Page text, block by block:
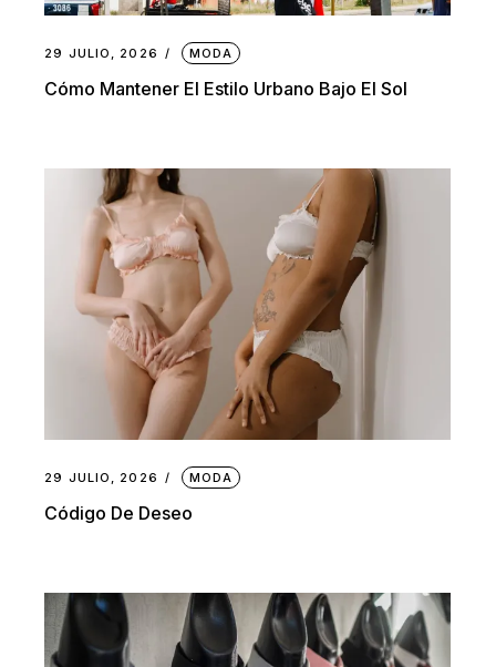
29 JULIO, 2026 MODA
Cómo Mantener El Estilo Urbano Bajo El Sol
29 JULIO, 2026 MODA
Código De Deseo